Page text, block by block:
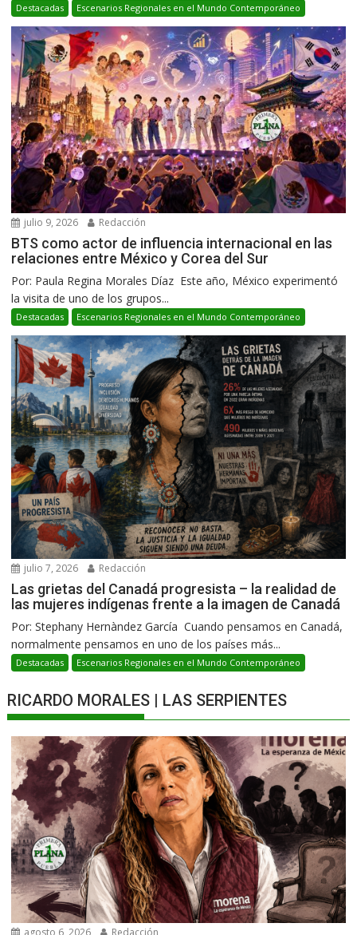
Destacadas Escenarios Regionales en el Mundo Contemporáneo
julio 9, 2026 Redacción
BTS como actor de influencia internacional en las
relaciones entre México y Corea del Sur
Por: Paula Regina Morales Díaz Este año, México experimentó
la visita de uno de los grupos...
Destacadas Escenarios Regionales en el Mundo Contemporáneo
julio 7, 2026 Redacción
Las grietas del Canadá progresista – la realidad de
las mujeres indígenas frente a la imagen de Canadá
Por: Stephany Hernàndez García Cuando pensamos en Canadá,
normalmente pensamos en uno de los países más...
Destacadas Escenarios Regionales en el Mundo Contemporáneo
RICARDO MORALES | LAS SERPIENTES